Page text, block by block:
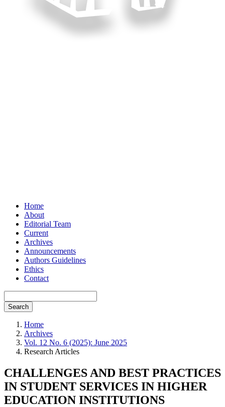
Home
About
Editorial Team
Current
Archives
Announcements
Authors Guidelines
Ethics
Contact
Search
Home
Archives
Vol. 12 No. 6 (2025): June 2025
Research Articles
CHALLENGES AND BEST PRACTICES
IN STUDENT SERVICES IN HIGHER
EDUCATION INSTITUTIONS